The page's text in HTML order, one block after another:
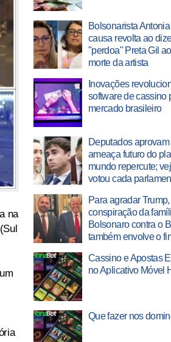
na
Bolsonarista
causa revolta ao
"perdoa" Preta Gil
morte da artista
Inovações
software de cassino
mercado brasileiro
Deputados
ameaça futuro do
mundo repercute;
votou cada
Para agradar Trump,
conspiração da
Bolsonaro contra o
também envolve o
Cassino e Apostas
no Aplicativo Móvel
Que fazer nos